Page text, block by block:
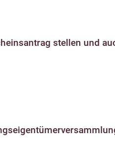
stellen und